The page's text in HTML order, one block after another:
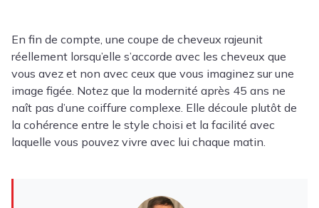
En fin de compte, une coupe de cheveux rajeunit
réellement lorsqu’elle s’accorde avec les cheveux que
vous avez et non avec ceux que vous imaginez sur une
image figée. Notez que la modernité après 45 ans ne
naît pas d’une coiffure complexe. Elle découle plutôt de
la cohérence entre le style choisi et la facilité avec
laquelle vous pouvez vivre avec lui chaque matin.